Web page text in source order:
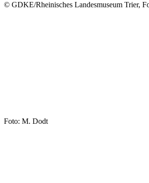
© GDKE/Rheinisches Landesmuseum Trier,
Foto: M. Dodt